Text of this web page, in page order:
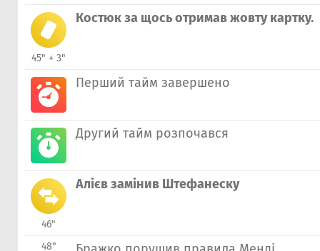
45" + 3"
Костюк за щось отримав жовту картку.
Перший тайм завершено
Другий тайм розпочався
46"
Алієв замінив Штефанеску
48"